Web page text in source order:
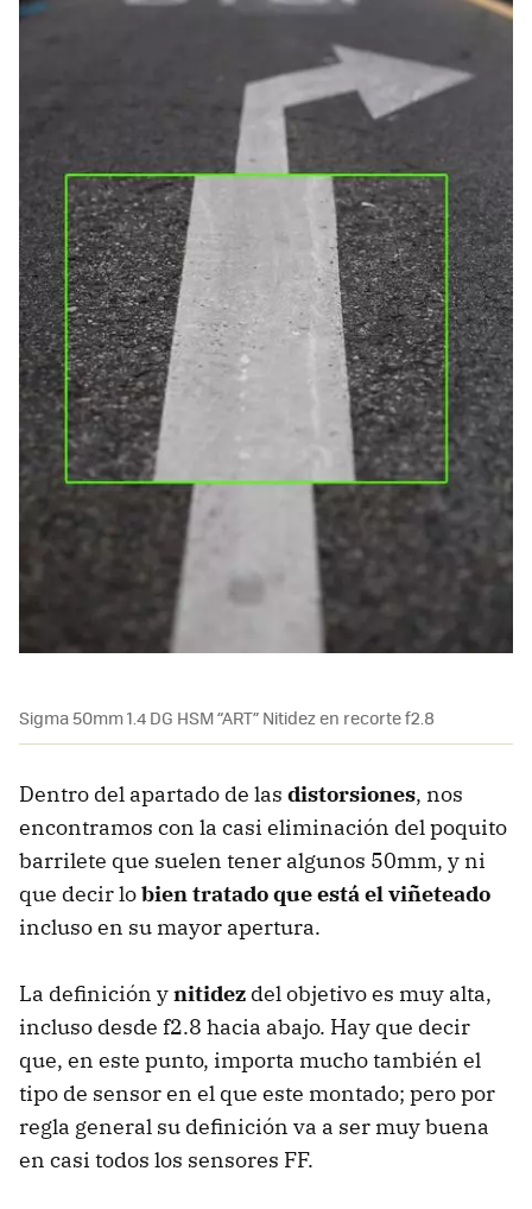
Sigma 50mm 1.4 DG HSM “ART” Nitidez en recorte f2.8
Dentro del apartado de las distorsiones, nos
encontramos con la casi eliminación del poquito
barrilete que suelen tener algunos 50mm, y ni
que decir lobien tratado que está el viñeteado
incluso en su mayor apertura.
La definición ynitidez del objetivo es muy alta,
incluso desde f2.8 hacia abajo. Hay que decir
que, en este punto, importa mucho también el
tipo de sensor en el que este montado; pero por
regla general su definición va a ser muy buena
en casi todos los sensores FF.